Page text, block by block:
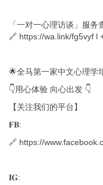
「一对一心理访谈」服务
🔗 https://wa.link/fg5vyf l
🌟全马第一家中文心理学
👇用心体验 向心出发 👇
【关注我们的平台】
𝐅𝐁:
🔗 https://
𝐈𝐆: